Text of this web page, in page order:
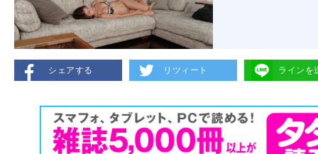
シェアする リツィート ラインを